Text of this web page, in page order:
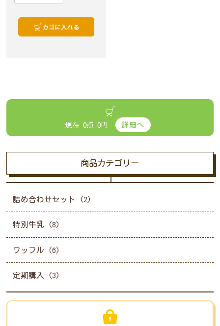
現在 0点 0円
商品カテゴリー
詰め合わせセット (2)
特別牛乳 (8)
ワッフル (6)
定期購入 (3)